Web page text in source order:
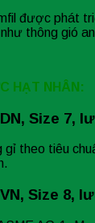
được phát
thông gió
HẠT NHÂN:
Size 7,
theo tiêu
Size 8,